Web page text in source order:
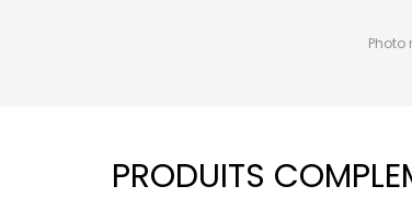
Photo
PRODUITS